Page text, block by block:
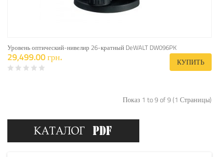
Уровень оптический-нивелир 26-кратный DeWALT DW096PK
29,499.00 грн. КУПИТЬ
Показ 1 to 9 of 9 (1 Страницы)